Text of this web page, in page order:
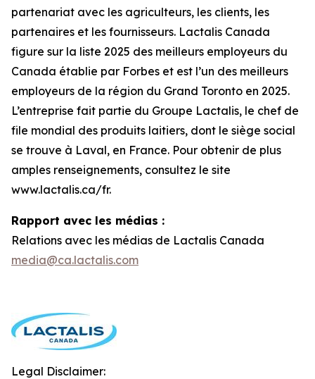
partenariat avec les agriculteurs, les clients, les
partenaires et les fournisseurs. Lactalis Canada
figure sur la liste 2025 des meilleurs employeurs du
Canada établie par Forbes et est l’un des meilleurs
employeurs de la région du Grand Toronto en 2025.
L’entreprise fait partie du Groupe Lactalis, le chef de
file mondial des produits laitiers, dont le siège social
se trouve à Laval, en France. Pour obtenir de plus
amples renseignements, consultez le site
www.lactalis.ca/fr.
Rapport avec les médias :
Relations avec les médias de Lactalis Canada
media@ca.lactalis.com
Legal Disclaimer: